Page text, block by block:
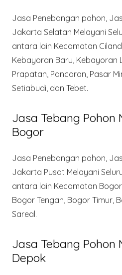
Jasa Penebangan pohon,
Jakarta Selatan Melayani
antara lain Kecamatan
Kebayoran Baru, Kebayoran
Prapatan, Pancoran, Pasar
Setiabudi, dan Tebet.
Jasa Tebang Pohon
Bogor
Jasa Penebangan pohon,
Jakarta Pusat Melayani
antara lain Kecamatan
Bogor Tengah, Bogor Timur,
Sareal.
Jasa Tebang Pohon
Depok